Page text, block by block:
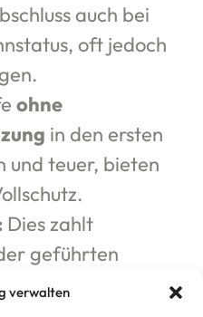
verwalten
auch bei
oft jedoch
ohne
in den ersten
und teuer, bieten
Dies zahlt
geführten